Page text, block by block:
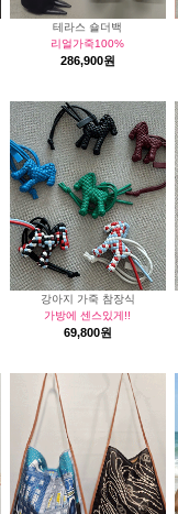
테라스 숄더백
리얼가죽100%
286,900원
강아지 가죽 참장식
가방에 센스있게!!
69,800원